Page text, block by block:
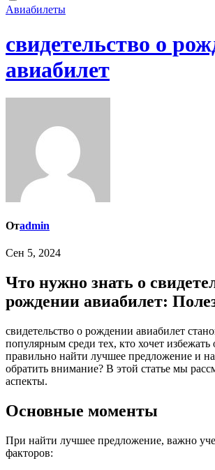
Авиабилеты
свидетельство о
авиабилет
Отadmin
Сен 5, 2024
Что нужно знать о
рождении авиабилет:
свидетельство о рождении авиабилет становится все более
популярным среди тех, кто хочет
правильно найти лучшее предложение и
обратить внимание? В этой статье мы
аспекты.
Основные моменты
При найти лучшее предложение, важно
факторов: